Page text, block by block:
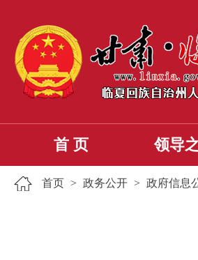
首 页 领导
首页 > 政务公开 > 政府信息